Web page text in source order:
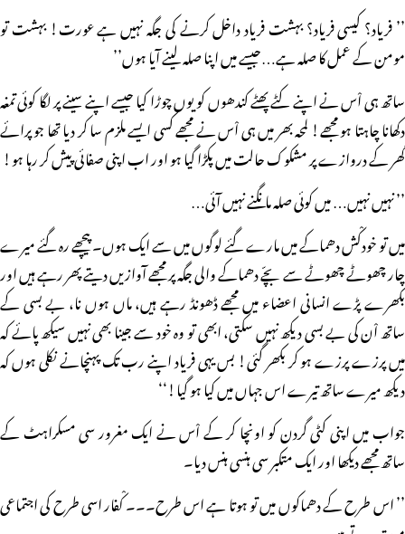
’’ فریاد؟ کیسی فریاد؟ بہشت فریاد داخل کرنے کی جگہ نہیں ہے عورت! بہشت تو
مومن کے عمل کا صلہ ہے…جیسے میں اپنا صلہ لینے آیا ہوں’’
ساتھ ہی اْس نے اپنے کٹے پھٹے کندھوں کو یوں چوڑا کیا جیسے اپنے سینے پر لگا کوئی تمغہ
دکھانا چاہتا ہو مجھے! لمحہ بھر میں ہی اْس نے مجھے کسی ایسے ملزم سا کر دیا تھا جو پرائے
گھر کے دروازے پر مشکوک حالت میں پکڑا گیا ہو اور اب اپنی صفائی پیش کر رہا ہو!
’’ نہیں نہیں… میں کوئی صلہ مانگنے نہیں آئی…
میں تو خودکْش دھماکے میں مارے گئے لوگوں میں سے ایک ہوں۔ پیچھے رہ گئے میرے
چار چھوٹے چھوٹے سے بچّے دھماکے والی جگہ پر مجھے آوازیں دیتے پھر رہے ہیں اور
بکھرے پڑے انسانی اعضاء میں مجھے ڈھونڈ رہے ہیں، ماں ہوں نا، بے بسی کے
ساتھ اْن کی بے بسی دیکھ نہیں سکتی، ابھی تو وہ خود سے جینا بھی نہیں سیکھ پائے کہ
میں پرزے پرزے ہو کر بکھر گئی! بس یہی فریاد اپنے رب تک پہنچانے نکلی ہوں کہ
دیکھ میرے ساتھ تیرے اس جہاں میں کیا ہو گیا!‘‘
جواب میں اپنی کٹی گردن کو اونچا کر کے اْس نے ایک مغرور سی مسکراہٹ کے
ساتھ مجھے دیکھا اور ایک متکبر سی ہنسی ہنس دیا۔
’’ اس طرح کے دھماکوں میں تو ہوتا ہے اس طرح۔۔۔ کْفار اسی طرح کی اجتماعی